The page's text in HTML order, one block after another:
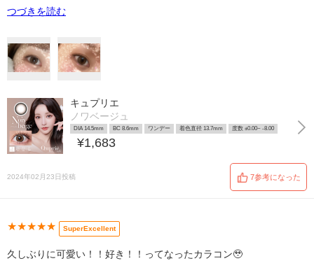
つづきを読む
キュプリエ
ノワベージュ
DIA 14.5mm BC 8.6mm ワンデー 着色直径 13.7mm 度数 ±0.00~ -8.00
¥1,683
2024年02月23日投稿 7参考になった
★★★★★ SuperExcellent
久しぶりに可愛い！！好き！！ってなったカラコン🥹